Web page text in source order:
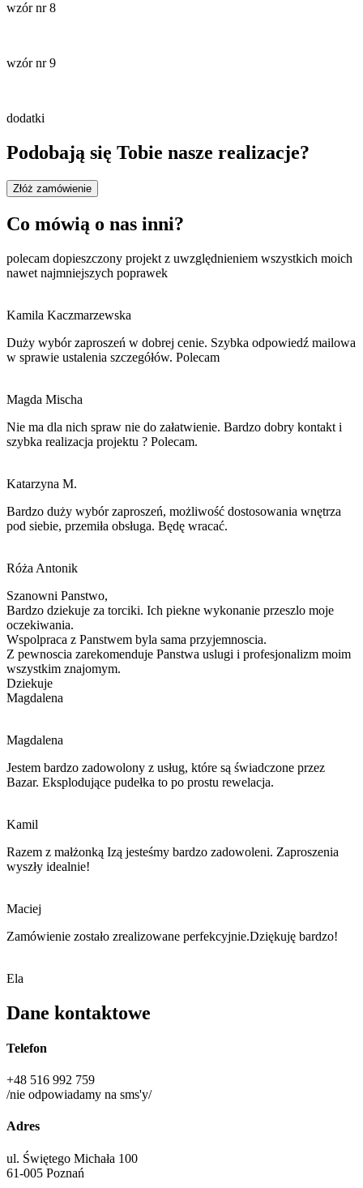
wzór nr 8
wzór nr 9
dodatki
Podobają się Tobie nasze realizacje?
Złóż zamówienie
Co mówią o nas inni?
polecam dopieszczony projekt z uwzględnieniem wszystkich moich
nawet najmniejszych poprawek
Kamila Kaczmarzewska
Duży wybór zaproszeń w dobrej cenie. Szybka odpowiedź mailowa
w sprawie ustalenia szczegółów. Polecam
Magda Mischa
Nie ma dla nich spraw nie do załatwienie. Bardzo dobry kontakt i
szybka realizacja projektu ? Polecam.
Katarzyna M.
Bardzo duży wybór zaproszeń, możliwość dostosowania wnętrza
pod siebie, przemiła obsługa. Będę wracać.
Róża Antonik
Szanowni Panstwo,
Bardzo dziekuje za torciki. Ich piekne wykonanie przeszlo moje
oczekiwania.
Wspolpraca z Panstwem byla sama przyjemnoscia.
Z pewnoscia zarekomenduje Panstwa uslugi i profesjonalizm moim
wszystkim znajomym.
Dziekuje
Magdalena
Magdalena
Jestem bardzo zadowolony z usług, które są świadczone przez
Bazar. Eksplodujące pudełka to po prostu rewelacja.
Kamil
Razem z małżonką Izą jesteśmy bardzo zadowoleni. Zaproszenia
wyszły idealnie!
Maciej
Zamówienie zostało zrealizowane perfekcyjnie.Dziękuję bardzo!
Ela
Dane kontaktowe
Telefon
+48 516 992 759
/nie odpowiadamy na sms'y/
Adres
ul. Świętego Michała 100
61-005 Poznań